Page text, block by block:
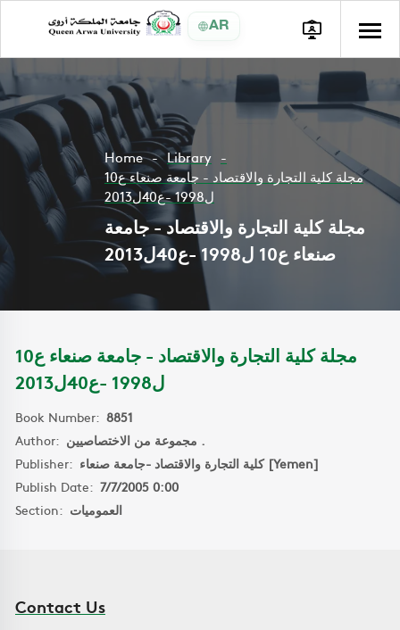
AR
Home
Library
مجلة كلية التجارة والاقتصاد - جامعة صنعاء ع10
ل1998 -ع40ل2013
مجلة كلية التجارة والاقتصاد - جامعة
صنعاء ع10 ل1998 -ع40ل2013
مجلة كلية التجارة والاقتصاد - جامعة صنعاء ع10
ل1998 -ع40ل2013
Book Number: 8851
Author:
مجموعة من الاختصاصيين .
Publisher:
كلية التجارة والاقتصاد -جامعة صنعاء [Yemen]
Publish Date: 7/7/2005 0:00
Section: العموميات
Contact Us